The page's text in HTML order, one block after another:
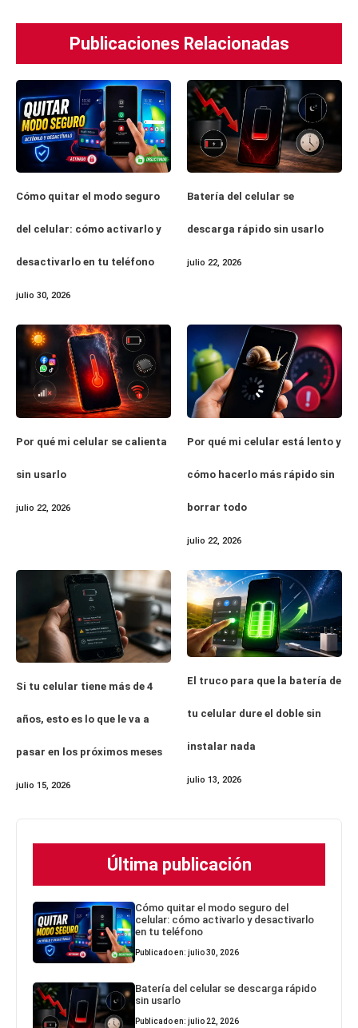
Publicaciones Relacionadas
Cómo quitar el modo seguro
del celular: cómo activarlo y
desactivarlo en tu teléfono
julio 30, 2026
Batería del celular se
descarga rápido sin usarlo
julio 22, 2026
Por qué mi celular se calienta
sin usarlo
julio 22, 2026
Por qué mi celular está lento y
cómo hacerlo más rápido sin
borrar todo
julio 22, 2026
Si tu celular tiene más de 4
años, esto es lo que le va a
pasar en los próximos meses
julio 15, 2026
El truco para que la batería de
tu celular dure el doble sin
instalar nada
julio 13, 2026
Última publicación
Cómo quitar el modo seguro del
celular: cómo activarlo y desactivarlo
en tu teléfono
Publicado en: julio 30, 2026
Batería del celular se descarga rápido
sin usarlo
Publicado en: julio 22, 2026